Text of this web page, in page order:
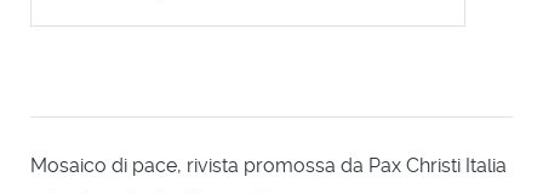
Mosaico di pace, rivista promossa da Pax Christi Italia